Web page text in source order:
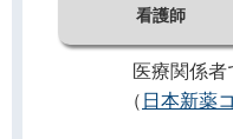
看護師
医療関係者
（ 日本新薬